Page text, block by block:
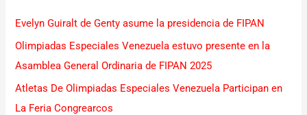
p
o
r
:
Evelyn Guiralt de Genty asume la presidencia de FIPAN
Olimpiadas Especiales Venezuela estuvo presente en la
Asamblea General Ordinaria de FIPAN 2025
Atletas De Olimpiadas Especiales Venezuela Participan en
La Feria Congrearcos